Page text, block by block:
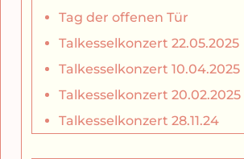
Tag der offenen Tür
Talkesselkonzert 22.05.2025
Talkesselkonzert 10.04.2025
Talkesselkonzert 20.02.2025
Talkesselkonzert 28.11.24